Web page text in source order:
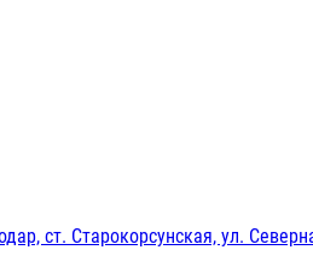
ст. Старокорсунская, ул.